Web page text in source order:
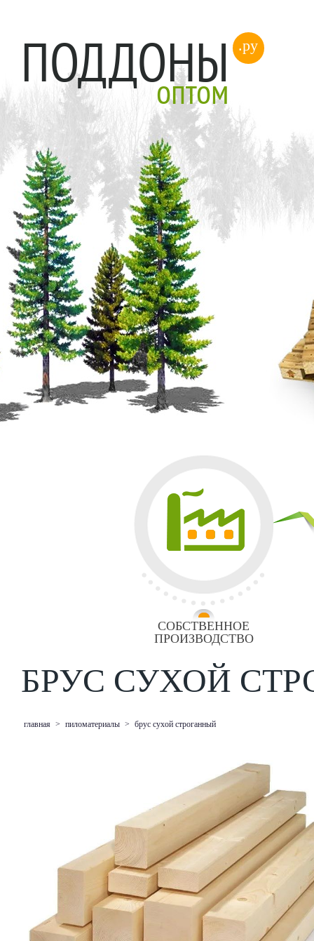
ПОДДОНЫ
оптом
.ру
СОБСТВЕННОЕ
ПРОИЗВОДСТВО
БРУС СУХОЙ
главная > пиломатериалы > брус сухой строганный